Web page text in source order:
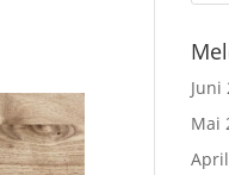
Juni
Mai